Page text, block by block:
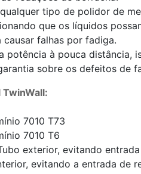
tipo de polidor de
que os líquidos
falhas por fadiga.
potência à pouca distância,
sobre os defeitos de
7010 T73
7010 T6
exterior, evitando
evitando a entrada de